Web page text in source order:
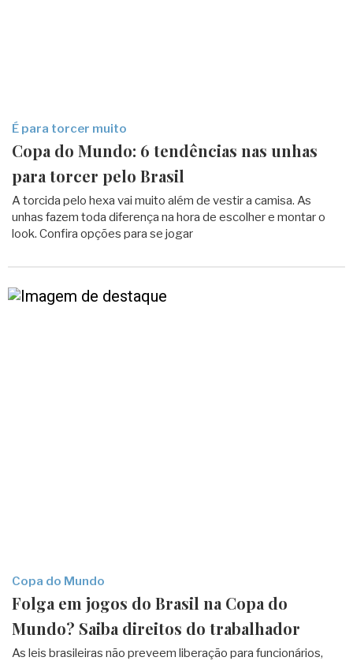
É para torcer muito
Copa do Mundo: 6 tendências nas unhas
para torcer pelo Brasil
A torcida pelo hexa vai muito além de vestir a camisa. As
unhas fazem toda diferença na hora de escolher e montar o
look. Confira opções para se jogar
Copa do Mundo
Folga em jogos do Brasil na Copa do
Mundo? Saiba direitos do trabalhador
As leis brasileiras não preveem liberação para funcionários,